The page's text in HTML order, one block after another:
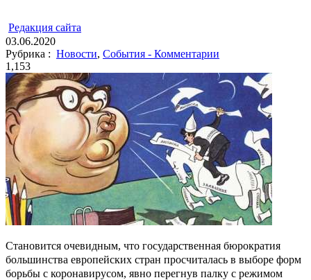
Редакция cайта
03.06.2020
Рубрика : Новости, События - Комментарии
1,153
Становится очевидным, что государственная бюрократия
большинства европейских стран просчиталась в выборе форм
борьбы с коронавирусом, явно перегнув палку с режимом